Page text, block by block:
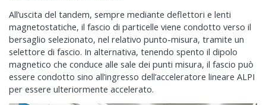
All’uscita del tandem, sempre mediante deflettori e lenti
magnetostatiche, il fascio di particelle viene condotto verso il
bersaglio selezionato, nel relativo punto-misura, tramite un
selettore di fascio. In alternativa, tenendo spento il dipolo
magnetico che conduce alle sale dei punti misura, il fascio può
essere condotto sino all’ingresso dell’acceleratore lineare ALPI
per essere ulteriormente accelerato.